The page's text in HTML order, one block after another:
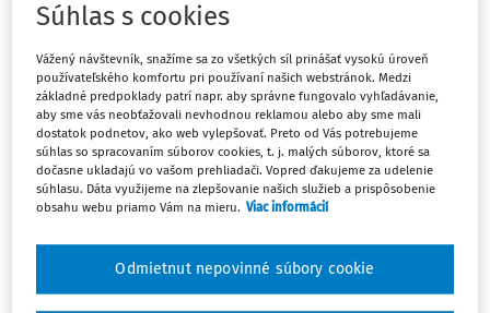
Obchodné právo(1)
Filter
Počet vyhľadaných dokumentov:1
Zoradiť podľa:
Najstaršie
Súhlas s cookies
Vážený návštevník, snažíme sa zo všetkých síl prinášať vysokú úroveň
používateľského komfortu pri používaní našich webstránok. Medzi
základné predpoklady patrí napr. aby správne fungovalo vyhľadávanie,
aby sme vás neobťažovali nevhodnou reklamou alebo aby sme mali
dostatok podnetov, ako web vylepšovať. Preto od Vás potrebujeme
súhlas so spracovaním súborov cookies, t. j. malých súborov, ktoré sa
dočasne ukladajú vo vašom prehliadači. Vopred ďakujeme za udelenie
súhlasu. Dáta využijeme na zlepšovanie našich služieb a prispôsobenie
obsahu webu priamo Vám na mieru. Viac informácií
Odmietnut nepovinné súbory cookie